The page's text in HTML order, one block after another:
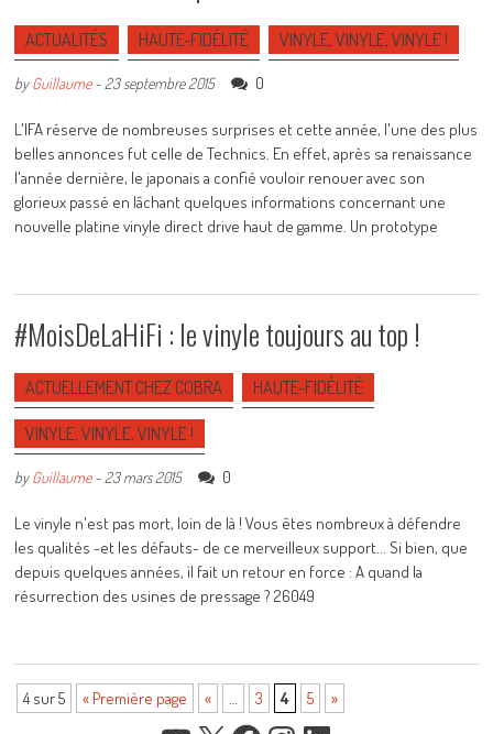
ACTUALITÉS HAUTE-FIDÉLITÉ VINYLE, VINYLE, VINYLE !
byGuillaume-23 septembre 2015 0
L'IFA réserve de nombreuses surprises et cette année, l'une des plus
belles annonces fut celle de Technics. En effet, après sa renaissance
l'année dernière, le japonais a confié vouloir renouer avec son
glorieux passé en lâchant quelques informations concernant une
nouvelle platine vinyle direct drive haut de gamme. Un prototype
#MoisDeLaHiFi : le vinyle toujours au top !
ACTUELLEMENT CHEZ COBRA HAUTE-FIDÉLITÉ
VINYLE, VINYLE, VINYLE !
byGuillaume-23 mars 2015 0
Le vinyle n'est pas mort, loin de là ! Vous êtes nombreux à défendre
les qualités -et les défauts- de ce merveilleux support... Si bien, que
depuis quelques années, il fait un retour en force : A quand la
résurrection des usines de pressage ? 26049
4 sur 5 « Première page « … 3 4 5 »
YOUTUBE FACEBOOKINSTAGRAM